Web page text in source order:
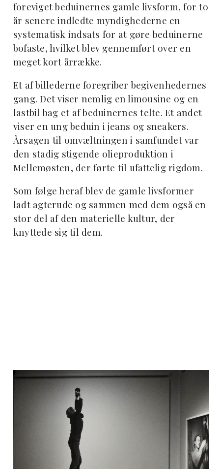
foreviget beduinernes gamle livsform, for to
år senere indledte myndighederne en
systematisk indsats for at gøre beduinerne
bofaste, hvilket blev gennemført over en
meget kort årrække.
Et af billederne foregriber begivenhedernes
gang. Det viser nemlig en limousine og en
lastbil bag et af beduinernes telte. Et andet
viser en ung beduin i jeans og sneakers.
Årsagen til omvæltningen i samfundet var
den stadig stigende olieproduktion i
Mellemøsten, der førte til ufattelig rigdom.
Som følge heraf blev de gamle livsformer
ladt agterude og sammen med dem også en
stor del af den materielle kultur, der
knyttede sig til dem.